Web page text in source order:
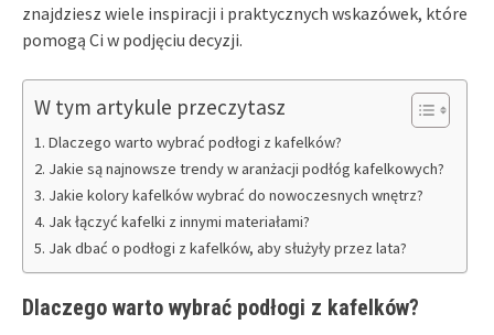
znajdziesz wiele inspiracji i praktycznych wskazówek, które
pomogą Ci w podjęciu decyzji.
W tym artykule przeczytasz
Dlaczego warto wybrać podłogi z kafelków?
Jakie są najnowsze trendy w aranżacji podłóg kafelkowych?
Jakie kolory kafelków wybrać do nowoczesnych wnętrz?
Jak łączyć kafelki z innymi materiałami?
Jak dbać o podłogi z kafelków, aby służyły przez lata?
Dlaczego warto wybrać podłogi z kafelków?